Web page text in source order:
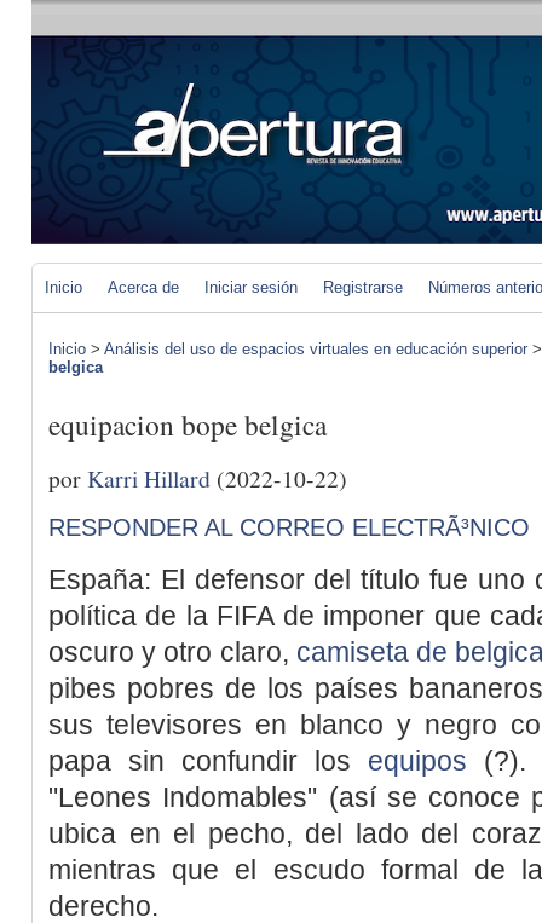
Inicio Acerca de Iniciar sesión Registrarse Números
Inicio > Análisis del uso de espacios virtuales en educación superior
belgica
equipacion bope belgica
porKarri Hillard (2022-10-22)
RESPONDER AL CORREO ELECTRÃ³NICO
España: El defensor del título fue uno
política de la FIFA de imponer que
oscuro y otro claro, camiseta de
pibes pobres de los países
sus televisores en blanco y negro
papa sin confundir los equipos (?).
"Leones Indomables" (así se conoce
ubica en el pecho, del lado del
mientras que el escudo formal de
derecho.